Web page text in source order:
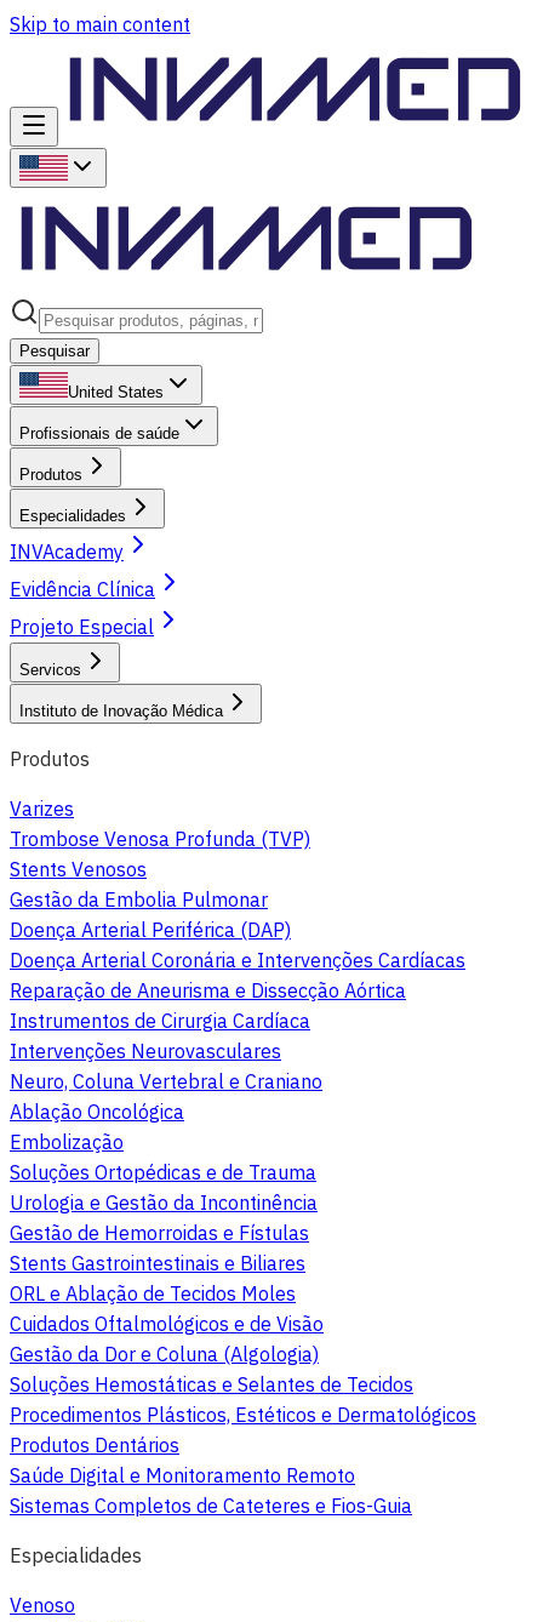
Skip to main content
Pesquisar
United States
Profissionais de saúde
Produtos
Especialidades
INVAcademy
Evidência Clínica
Projeto Especial
Servicos
Instituto de Inovação Médica
Produtos
Varizes
Trombose Venosa Profunda (TVP)
Stents Venosos
Gestão da Embolia Pulmonar
Doença Arterial Periférica (DAP)
Doença Arterial Coronária e Intervenções Cardíacas
Reparação de Aneurisma e Dissecção Aórtica
Instrumentos de Cirurgia Cardíaca
Intervenções Neurovasculares
Neuro, Coluna Vertebral e Craniano
Ablação Oncológica
Embolização
Soluções Ortopédicas e de Trauma
Urologia e Gestão da Incontinência
Gestão de Hemorroidas e Fístulas
Stents Gastrointestinais e Biliares
ORL e Ablação de Tecidos Moles
Cuidados Oftalmológicos e de Visão
Gestão da Dor e Coluna (Algologia)
Soluções Hemostáticas e Selantes de Tecidos
Procedimentos Plásticos, Estéticos e Dermatológicos
Produtos Dentários
Saúde Digital e Monitoramento Remoto
Sistemas Completos de Cateteres e Fios-Guia
Especialidades
Venoso